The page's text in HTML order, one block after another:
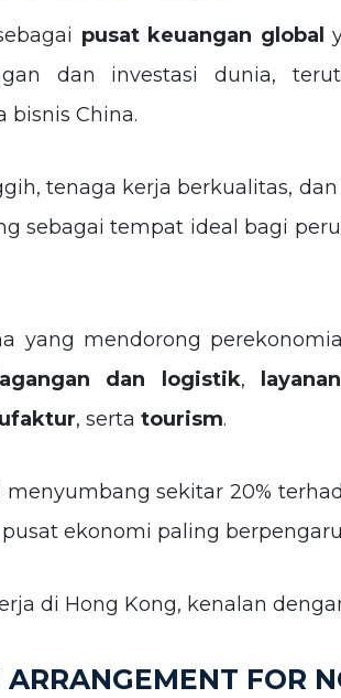
pusat keuangan global
dan investasi dunia,
bisnis China.
tenaga kerja berkualitas,
sebagai tempat ideal bagi
yang mendorong
dan logistik,
, serta tourism.
sekitar 20%
ekonomi paling
di Hong Kong, kenalan
FOR